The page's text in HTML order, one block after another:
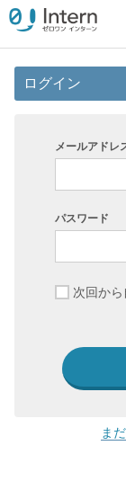
ログイン
メールアドレ
パスワード
次回か
ま